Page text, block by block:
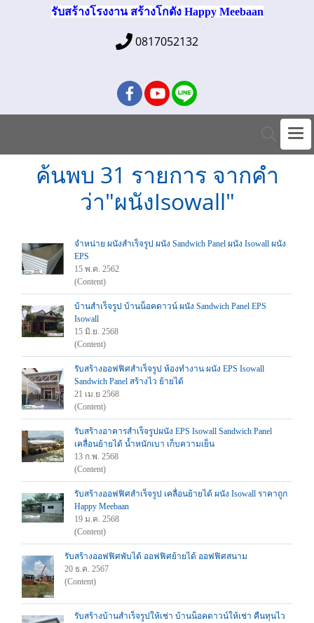
รับสร้างโรงงาน สร้างโกดัง Happy Meebaan
0817052132
ค้นพบ 31 รายการ จากคำ
ว่า"ผนังIsowall"
จำหน่าย ผนังสำเร็จรูป ผนัง Sandwich Panel ผนัง Isowall ผนัง
EPS
15 พ.ค. 2562
(Content)
บ้านสำเร็จรูป บ้านน็อคดาวน์ ผนัง Sandwich Panel EPS
Isowall
15 มิ.ย. 2568
(Content)
รับสร้างออฟฟิศสำเร็จรูป ห้องทำงาน ผนัง EPS Isowall
Sandwich Panel สร้างไว ย้ายได้
21 เม.ย 2568
(Content)
รับสร้างอาคารสำเร็จรูปผนัง EPS Isowall Sandwich Panel
เคลื่อนย้ายได้ น้ำหนักเบา เก็บความเย็น
13 ก.พ. 2568
(Content)
รับสร้างออฟฟิศสำเร็จรูป เคลื่อนย้ายได้ ผนัง Isowall ราคาถูก
Happy Meebaan
19 ม.ค. 2568
(Content)
รับสร้างออฟฟิศพับได้ ออฟฟิศย้ายได้ ออฟฟิศสนาม
20 ธ.ค. 2567
(Content)
รับสร้างบ้านสำเร็จรูปให้เช่า บ้านน็อคดาวน์ให้เช่า คืนทุนไว